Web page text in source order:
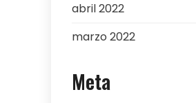
abril 2022
marzo 2022
Meta